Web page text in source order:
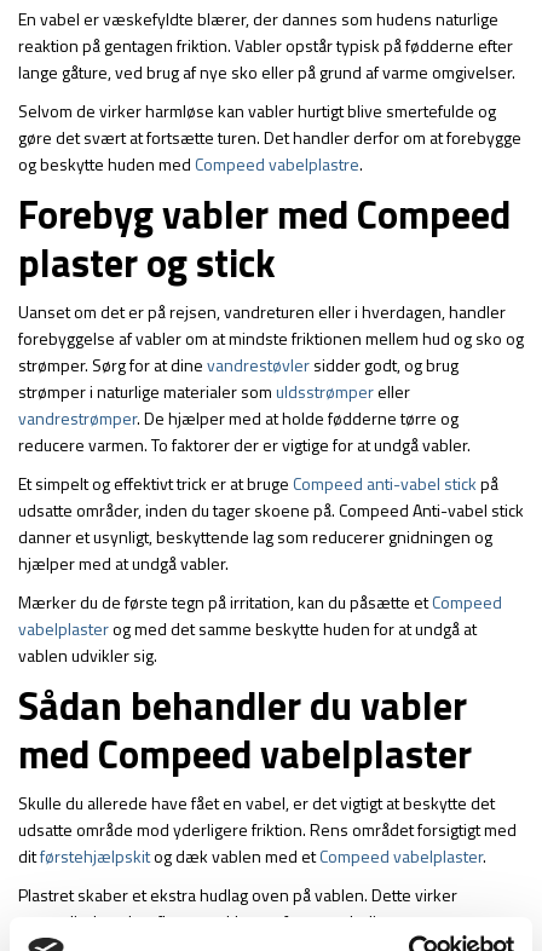
En vabel er væskefyldte blærer, der dannes som hudens naturlige
reaktion på gentagen friktion. Vabler opstår typisk på fødderne efter
lange gåture, ved brug af nye sko eller på grund af varme omgivelser.
Selvom de virker harmløse kan vabler hurtigt blive smertefulde og
gøre det svært at fortsætte turen. Det handler derfor om at forebygge
og beskytte huden med Compeed vabelplastre.
Forebyg vabler med Compeed
plaster og stick
Uanset om det er på rejsen, vandreturen eller i hverdagen, handler
forebyggelse af vabler om at mindste friktionen mellem hud og sko og
strømper. Sørg for at dinevandrestøvlersidder godt, og brug
strømper i naturlige materialer somuldsstrømpereller
vandrestrømper. De hjælper med at holde fødderne tørre og
reducere varmen. To faktorer der er vigtige for at undgå vabler.
Et simpelt og effektivt trick er at bruge Compeed anti-vabel stickpå
udsatte områder, inden du tager skoene på. Compeed Anti-vabel stick
danner et usynligt, beskyttende lag som reducerer gnidningen og
hjælper med at undgå vabler.
Mærker du de første tegn på irritation, kan du påsætte etCompeed
vabelplasterog med det samme beskytte huden for at undgå at
vablen udvikler sig.
Sådan behandler du vabler
med Compeed vabelplaster
Skulle du allerede have fået en vabel, er det vigtigt at beskytte det
udsatte område mod yderligere friktion. Rens området forsigtigt med
ditførstehjælpskitog dæk vablen med etCompeed vabelplaster.
Plastret skaber et ekstra hudlag oven på vablen. Dette virker
smertelindrende, aflaster trykket og fremmer helingsprocessen.